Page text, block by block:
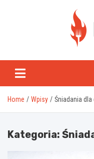
Home Wpisy Śniadania dla
Kategoria: